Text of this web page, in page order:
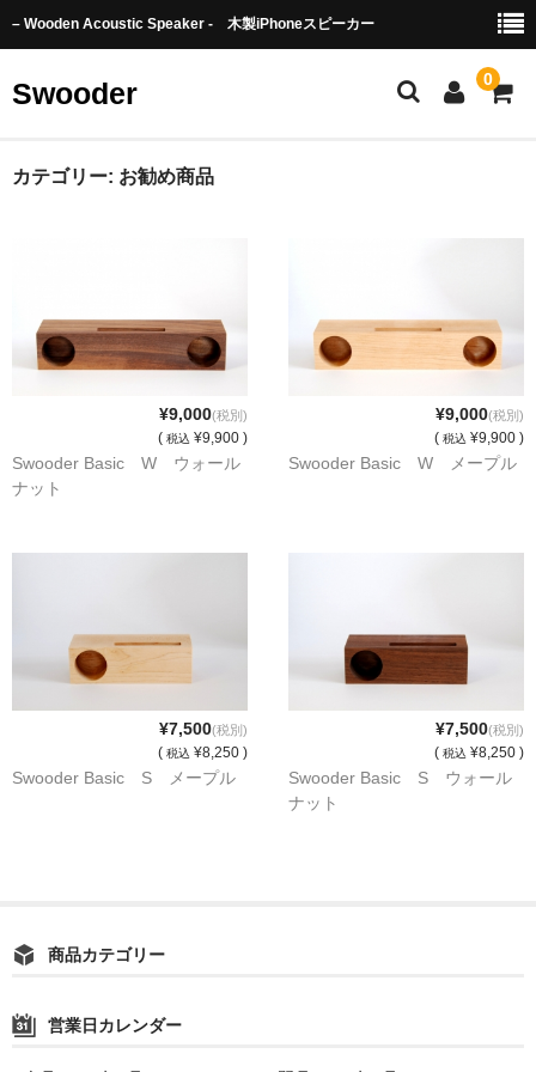
– Wooden Acoustic Speaker - 木製iPhoneスピーカー
Swooder 0
Swooderとは
Order from oveseas
TOWADA Story
Basic
名入れ・ノベルティのご注文
Flase
お問い合せ
カテゴリー: お勧め商品
¥9,000(税別)
( 税込 ¥9,900 )
Swooder Basic W ウォール
ナット
¥9,000(税別)
( 税込 ¥9,900 )
Swooder Basic W メープル
¥7,500(税別)
( 税込 ¥8,250 )
Swooder Basic S メープル
¥7,500(税別)
( 税込 ¥8,250 )
Swooder Basic S ウォール
ナット
商品カテゴリー
営業日カレンダー